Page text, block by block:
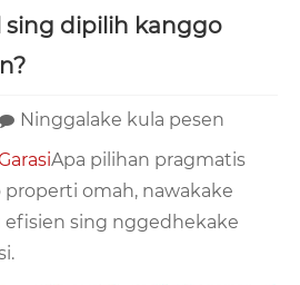
sing dipilih kanggo
Ninggalake kula pesen
Apa pilihan pragmatis
omah, nawakake
efisien sing nggedhekake